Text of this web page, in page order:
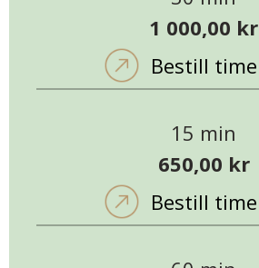
1 000,00 kr
Bestill time
15 min
650,00 kr
Bestill time